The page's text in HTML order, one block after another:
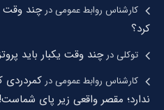
کارشناس روابط عمومیدرچند وقت
کرد؟
توکلیدرچند وقت یکبار باید
کارشناس روابط عمومیدر
ندارد؛ مقصر واقعی زیر پای شماست!